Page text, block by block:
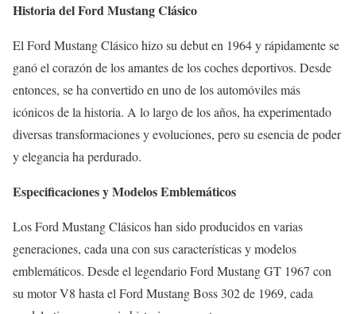
Historia del Ford Mustang Clásico
El Ford Mustang Clásico hizo su debut en 1964 y rápidamente se
ganó el corazón de los amantes de los coches deportivos. Desde
entonces, se ha convertido en uno de los automóviles más
icónicos de la historia. A lo largo de los años, ha experimentado
diversas transformaciones y evoluciones, pero su esencia de poder
y elegancia ha perdurado.
Especificaciones y Modelos Emblemáticos
Los Ford Mustang Clásicos han sido producidos en varias
generaciones, cada una con sus características y modelos
emblemáticos. Desde el legendario Ford Mustang GT 1967 con
su motor V8 hasta el Ford Mustang Boss 302 de 1969, cada